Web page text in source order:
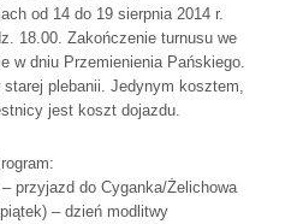
od 14 do 19 sierpnia 2014 r.
18.00. Zakończenie turnusu we
w dniu Przemienienia Pańskiego.
plebanii. Jedynym kosztem,
jest koszt dojazdu.
przyjazd do Cyganka/Żelichowa
– dzień modlitwy